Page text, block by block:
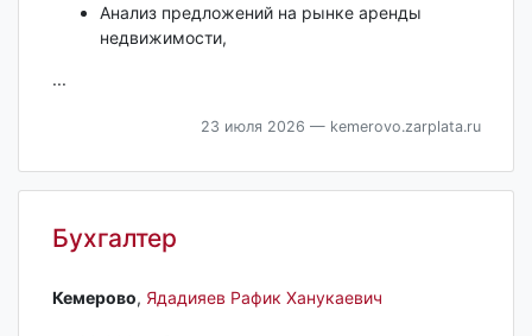
Анализ предложений на рынке аренды
недвижимости,
...
23 июля 2026 — kemerovo.zarplata.ru
Бухгалтер
Кемерово‎, Ядадияев Рафик Ханукаевич